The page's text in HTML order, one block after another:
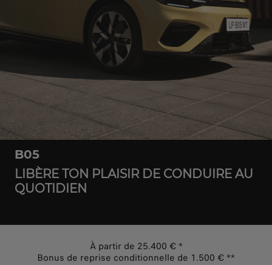
B05
LIBÈRE TON PLAISIR DE CONDUIRE AU
QUOTIDIEN
À partir de 25.400 € *
Bonus de reprise conditionnelle de 1.500 € **